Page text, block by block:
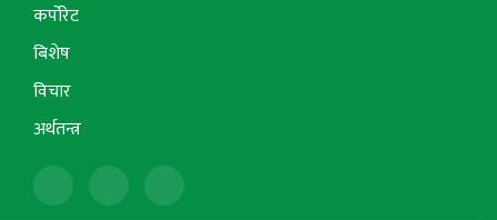
कर्पोरेट
बिशेष
विचार
अर्थतन्त्र